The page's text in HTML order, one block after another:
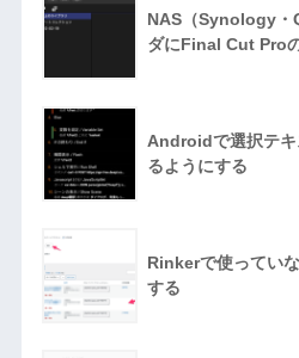
NAS（Synology・
ダにFinal Cut Pro
Androidで選択テ
るようにする
Rinkerで使ってい
する